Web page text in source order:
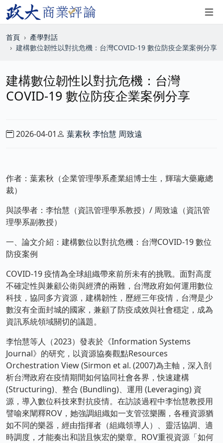
首頁
產學對話
建構數位韌性以對抗危機：台灣COVID-19 數位防疫企業案例分享
建構數位韌性以對抗危機：台灣
COVID-19 數位防疫企業案例分享
2026-04-01 葉素秋 李怡慧 周致遠
作者：葉素秋（企業管理學系產業組博士生，輝瑞大藥廠總
裁）
與談學者：李怡慧（資訊管理學系教授）/ 周致遠（資訊管
理學系副教授）
一、論文介紹：建構數位以對抗危機：台灣COVID-19 數位
防疫案例
COVID-19 疫情為全球組織帶來前所未有的挑戰。面對高度
不確定性與兼顧公衛與經濟的兩難，台灣政府如何運用數位
科技，協同多方資源，建構韌性，歷經三年疫情，台灣是少
數沒有全面封城的國家，兼顧了防疫成效與社會穩定，成為
資訊系統領域關切的議題。
李怡慧等人（2023）發表於《Information Systems
Journal》的研究，以資源協奏觀點Resources
Orchestration View (Sirmon et al. (2007)為主軸，深入剖
析台灣政府在疫情期間如何協同社會各界，快速建構
(Structuring)、整合 (Bundling)、運用 (Leveraging) 資
源，導入數位科技來對抗疫情。在訪談過程中李怡慧教授用
譬喻來闡釋ROV，她強調組織如一支管弦樂團，各種資源猶
如不同的樂器，經由指揮者（組織領導人）、靈活協調、適
時調度，才能奏出和諧且恢宏的樂章。ROV重視資源「如何